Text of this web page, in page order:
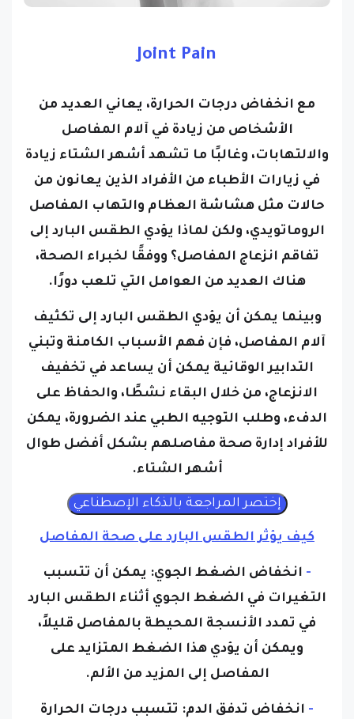
Joint Pain
مع انخفاض درجات الحرارة، يعاني العديد من
الأشخاص من زيادة في آلام المفاصل
والالتهابات، وغالبًا ما تشهد أشهر الشتاء زيادة
في زيارات الأطباء من الأفراد الذين يعانون من
حالات مثل هشاشة العظام والتهاب المفاصل
الروماتويدي، ولكن لماذا يؤدي الطقس البارد إلى
تفاقم انزعاج المفاصل؟ ووفقًا لخبراء الصحة،
هناك العديد من العوامل التي تلعب دورًا.
وبينما يمكن أن يؤدي الطقس البارد إلى تكثيف
آلام المفاصل، فإن فهم الأسباب الكامنة وتبني
التدابير الوقائية يمكن أن يساعد في تخفيف
الانزعاج، من خلال البقاء نشطًا، والحفاظ على
الدفء، وطلب التوجيه الطبي عند الضرورة، يمكن
للأفراد إدارة صحة مفاصلهم بشكل أفضل طوال
أشهر الشتاء.
كيف يؤثر الطقس البارد على صحة المفاصل
- انخفاض الضغط الجوي: يمكن أن تتسبب
التغيرات في الضغط الجوي أثناء الطقس البارد
في تمدد الأنسجة المحيطة بالمفاصل قليلاً،
ويمكن أن يؤدي هذا الضغط المتزايد على
المفاصل إلى المزيد من الألم.
- انخفاض تدفق الدم: تتسبب درجات الحرارة